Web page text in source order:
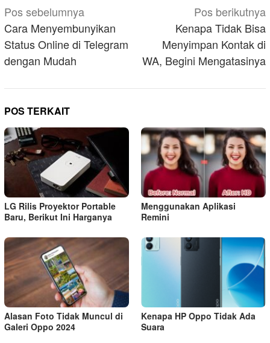
Navigasi
pos
Pos sebelumnya
Cara Menyembunyikan
Status Online di Telegram
dengan Mudah
Pos berikutnya
Kenapa Tidak Bisa
Menyimpan Kontak di
WA, Begini Mengatasinya
POS TERKAIT
LG Rilis Proyektor Portable
Baru, Berikut Ini Harganya
Menggunakan Aplikasi
Remini
Alasan Foto Tidak Muncul di
Galeri Oppo 2024
Kenapa HP Oppo Tidak Ada
Suara